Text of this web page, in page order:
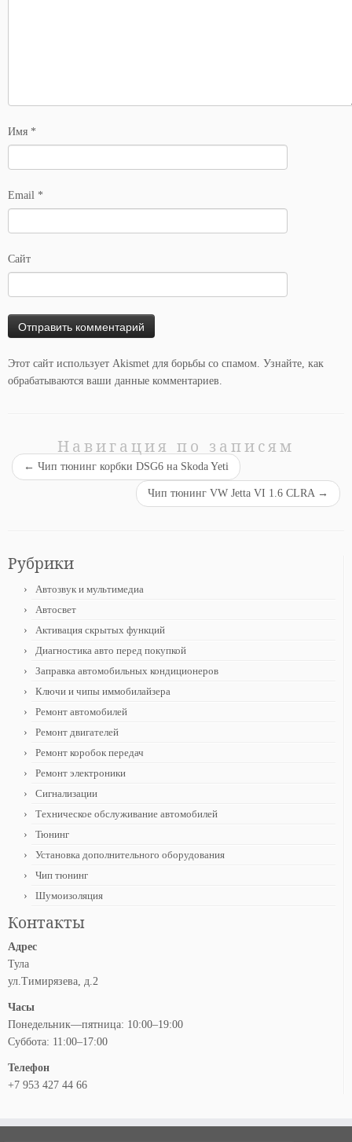
Имя *
Email *
Сайт
Этот сайт использует Akismet для борьбы со спамом. Узнайте, как
обрабатываются ваши данные комментариев
Навигация по записям
← Чип тюнинг корбки DSG6 на Skoda Yeti
Чип тюнинг VW Jetta VI 1.6 CLRA →
Рубрики
Автозвук и мультимедиа
Автосвет
Активация скрытых функций
Диагностика авто перед покупкой
Заправка автомобильных кондиционеров
Ключи и чипы иммобилайзера
Ремонт автомобилей
Ремонт двигателей
Ремонт коробок передач
Ремонт электроники
Сигнализации
Техническое обслуживание автомобилей
Тюнинг
Установка дополнительного оборудования
Чип тюнинг
Шумоизоляция
Контакты
Адрес
Тула
ул.Тимирязева, д.2
Часы
Понедельник—пятница: 10:00–19:00
Суббота: 11:00–17:00
Телефон
+7 953 427 44 66